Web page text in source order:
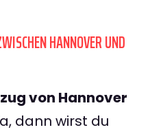
HANNOVER UND
von Hannover
dann wirst du